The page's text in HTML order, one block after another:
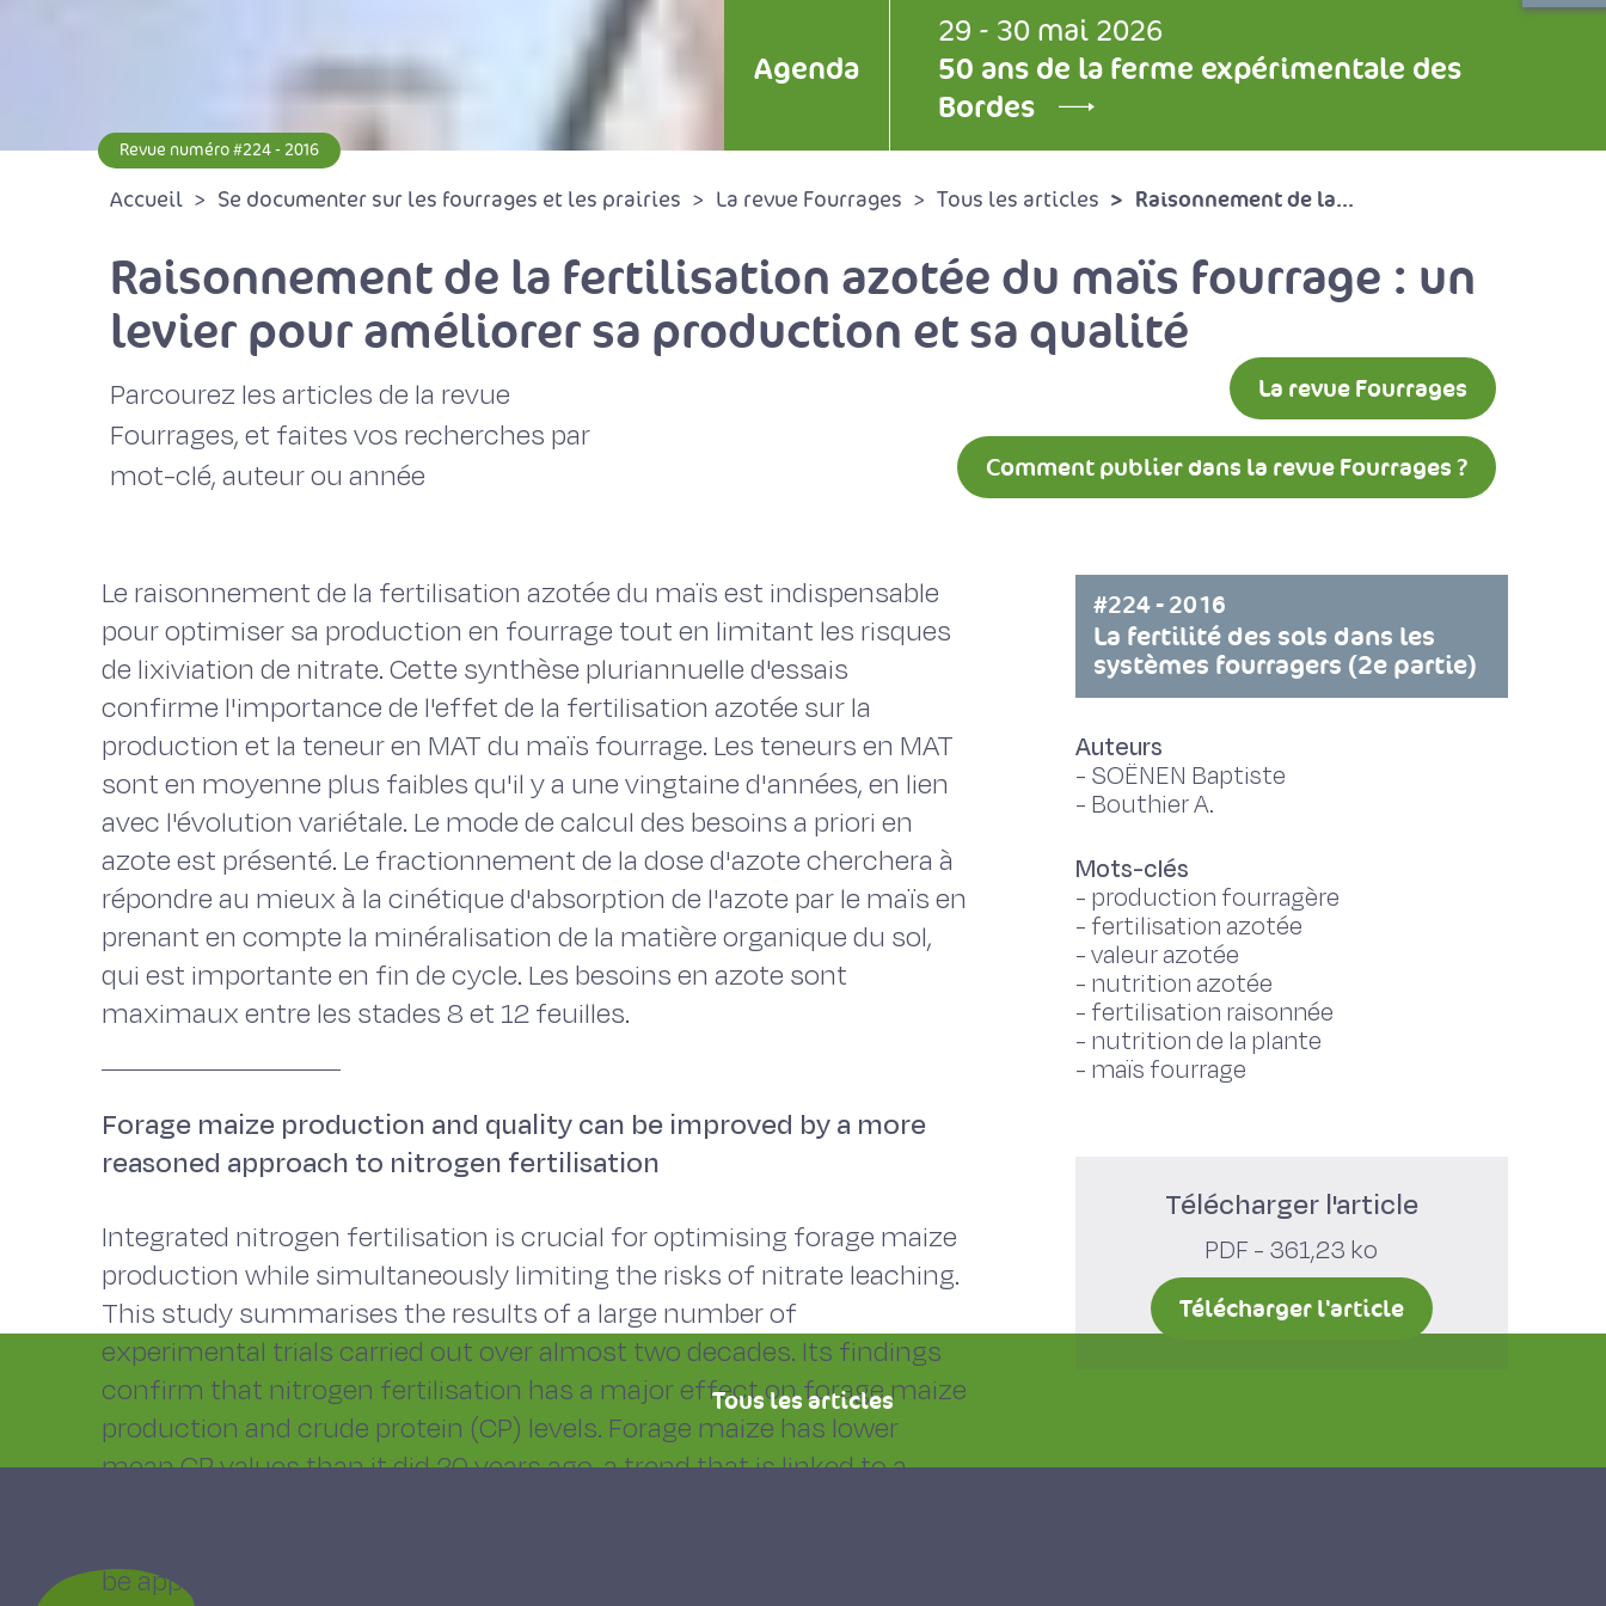
Agenda
29 - 30 mai 2026
50 ans de la ferme expérimentale des
Bordes
Revue numéro #224 - 2016
Accueil Se documenter sur les fourrages et les prairies La revue Fourrages Tous les articles Raisonnement de la...
Raisonnement de la fertilisation azotée du maïs fourrage : un
levier pour améliorer sa production et sa qualité
Parcourez les articles de la revue
Fourrages, et faites vos recherches par
mot-clé, auteur ou année
La revue Fourrages
Comment publier dans la revue Fourrages ?
Le raisonnement de la fertilisation azotée du maïs est indispensable
pour optimiser sa production en fourrage tout en limitant les risques
de lixiviation de nitrate. Cette synthèse pluriannuelle d'essais
confirme l'importance de l'effet de la fertilisation azotée sur la
production et la teneur en MAT du maïs fourrage. Les teneurs en MAT
sont en moyenne plus faibles qu'il y a une vingtaine d'années, en lien
avec l'évolution variétale. Le mode de calcul des besoins a priori en
azote est présenté. Le fractionnement de la dose d'azote cherchera à
répondre au mieux à la cinétique d'absorption de l'azote par le maïs en
prenant en compte la minéralisation de la matière organique du sol,
qui est importante en fin de cycle. Les besoins en azote sont
maximaux entre les stades 8 et 12 feuilles.
Forage maize production and quality can be improved by a more
reasoned approach to nitrogen fertilisation
Integrated nitrogen fertilisation is crucial for optimising forage maize
production while simultaneously limiting the risks of nitrate leaching.
This study summarises the results of a large number of
experimental trials carried out over almost two decades. Its findings
confirm that nitrogen fertilisation has a major effect on forage maize
production and crude protein (CP) levels. Forage maize has lower
mean CP values than it did 20 years ago, a trend that is linked to a
be applied allows farmers to efficiently match the crop's nitrogen
#224 - 2016
La fertilité des sols dans les
systèmes fourragers (2e partie)
Auteurs
- SOËNEN Baptiste
- Bouthier A.
Mots-clés
- production fourragère
- fertilisation azotée
-valeur azotée
- nutrition azotée
- fertilisation raisonnée
- nutrition de la plante
- maïs fourrage
Télécharger l'article
PDF - 361,23 ko
Télécharger l'article
Tous les articles